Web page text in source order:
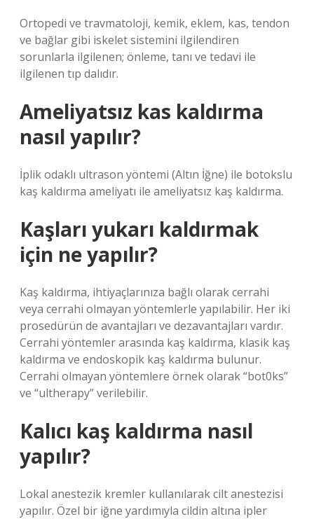
Ortopedi ve travmatoloji, kemik, eklem, kas, tendon
ve bağlar gibi iskelet sistemini ilgilendiren
sorunlarla ilgilenen; önleme, tanı ve tedavi ile
ilgilenen tıp dalıdır.
Ameliyatsız kas kaldırma
nasıl yapılır?
İplik odaklı ultrason yöntemi (Altın İğne) ile botokslu
kaş kaldırma ameliyatı ile ameliyatsız kaş kaldırma.
Kaşları yukarı kaldırmak
için ne yapılır?
Kaş kaldırma, ihtiyaçlarınıza bağlı olarak cerrahi
veya cerrahi olmayan yöntemlerle yapılabilir. Her iki
prosedürün de avantajları ve dezavantajları vardır.
Cerrahi yöntemler arasında kaş kaldırma, klasik kaş
kaldırma ve endoskopik kaş kaldırma bulunur.
Cerrahi olmayan yöntemlere örnek olarak “bot0ks”
ve “ultherapy” verilebilir.
Kalıcı kaş kaldırma nasıl
yapılır?
Lokal anestezik kremler kullanılarak cilt anestezisi
yapılır. Özel bir iğne yardımıyla cildin altına ipler